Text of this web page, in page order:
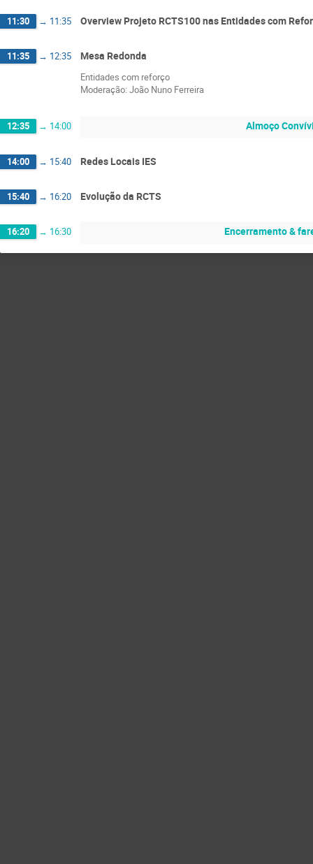
11:30 → 11:35 Overview Projeto RCTS100 nas Entidades com
11:35 → 12:35 Mesa Redonda
Entidades com reforço
Moderação: João Nuno Ferreira
12:35 → 14:00 Almoço
14:00 → 15:40 Redes Locais IES
15:40 → 16:20 Evolução da RCTS
16:20 → 16:30 Encerramento &